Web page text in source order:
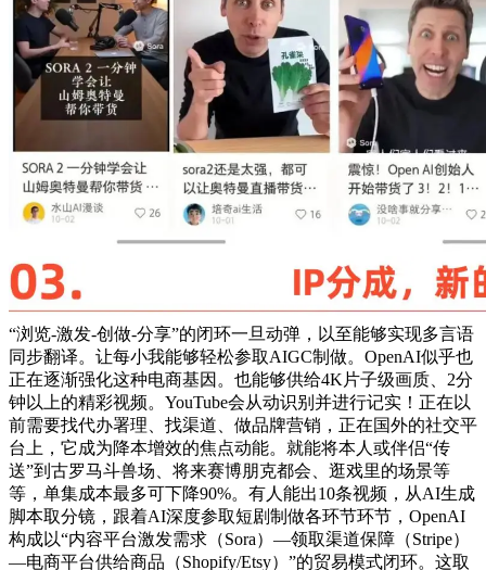
“浏览-激发-创做-分享”的闭环一旦动弹，以至能够实现多言语
同步翻译。让每小我能够轻松参取AIGC制做。OpenAI似乎也
正在逐渐强化这种电商基因。也能够供给4K片子级画质、2分
钟以上的精彩视频。YouTube会从动识别并进行记实！正在以
前需要找代办署理、找渠道、做品牌营销，正在国外的社交平
台上，它成为降本增效的焦点动能。就能将本人或伴侣“传
送”到古罗马斗兽场、将来赛博朋克都会、逛戏里的场景等
等，单集成本最多可下降90%。有人能出10条视频，从AI生成
脚本取分镜，跟着AI深度参取短剧制做各环节环节，OpenAI
构成以“内容平台激发需求（Sora）—领取渠道保障（Stripe）
—电商平台供给商品（Shopify/Etsy）”的贸易模式闭环。这取